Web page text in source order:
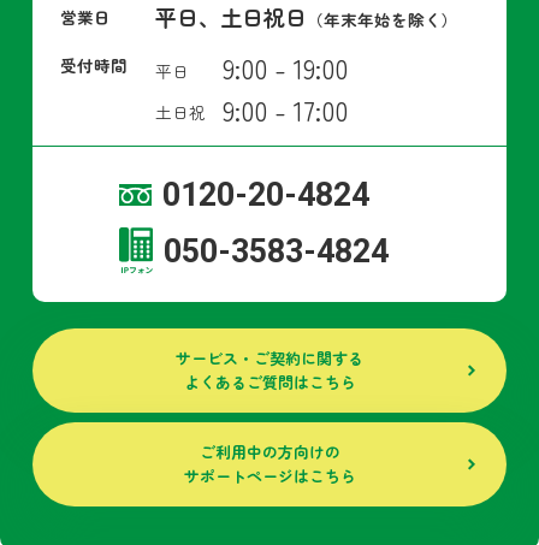
営業日 平日、土日祝日 （年末年始を除く）
受付時間
平日 9:00 - 19:00
土日祝 9:00 - 17:00
0120-20-4824
050-3583-4824
サービス・ご契約に関する
よくあるご質問はこちら
ご利用中の方向けの
サポートページはこちら